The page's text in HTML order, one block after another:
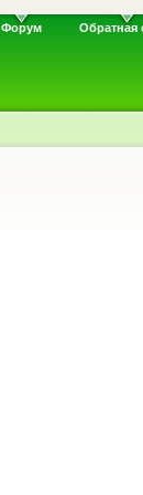
Форум Обратная